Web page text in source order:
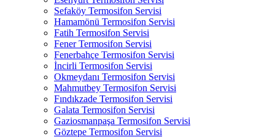
Sefaköy Termosifon Servisi
Hamamönü Termosifon Servisi
Fatih Termosifon Servisi
Fener Termosifon Servisi
Fenerbahçe Termosifon Servisi
İncirli Termosifon Servisi
Okmeydanı Termosifon Servisi
Mahmutbey Termosifon Servisi
Fındıkzade Termosifon Servisi
Galata Termosifon Servisi
Gaziosmanpaşa Termosifon Servisi
Göztepe Termosifon Servisi